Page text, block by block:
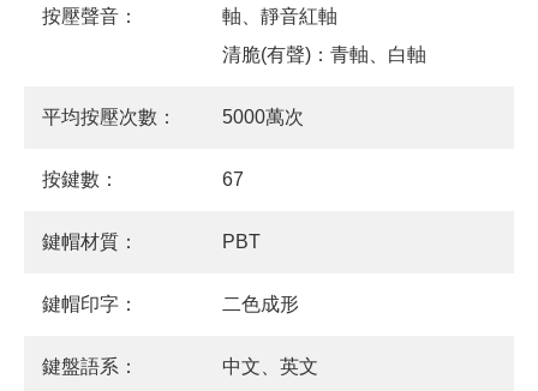
按壓聲音：
軸、靜音紅軸
清脆(有聲)：青軸、白軸
平均按壓次數： 5000萬次
按鍵數： 67
鍵帽材質： PBT
鍵帽印字： 二色成形
鍵盤語系： 中文、英文